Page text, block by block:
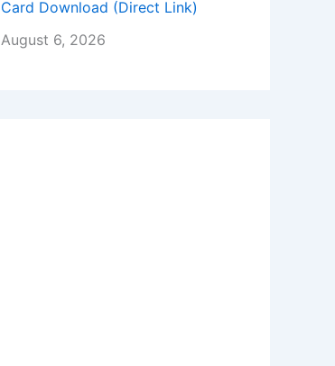
Card Download (Direct Link)
August 6, 2026